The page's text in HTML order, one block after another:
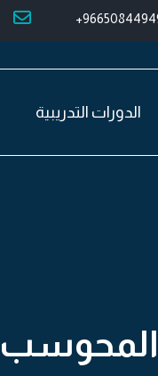
الدورات التدريبية
المحوسب